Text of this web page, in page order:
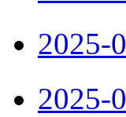
2025-
2025-